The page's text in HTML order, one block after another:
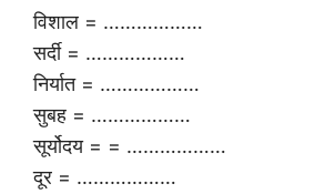
विशाल = ………………
सर्दी = ………………
निर्यात = ………………
सुबह = ………………
सूर्योदय = = ………………
दूर = ………………